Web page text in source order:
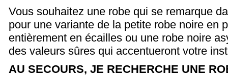
Vous souhaitez une robe qui se remarque
pour une variante de la petite robe noire en
entièrement en écailles ou une robe noire
des valeurs sûres qui accentueront votre
AU SECOURS, JE RECHERCHE UNE